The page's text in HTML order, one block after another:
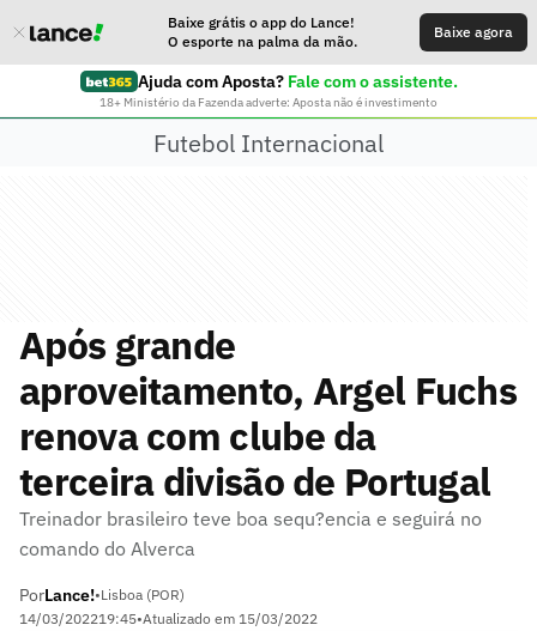
Baixe grátis o app do Lance!
O esporte na palma da mão.
Baixe agora
Ajuda com Aposta? Fale com o assistente.
18+ Ministério da Fazenda adverte: Aposta não é investimento
Futebol Internacional
Após grande
aproveitamento, Argel Fuchs
renova com clube da
terceira divisão de Portugal
Treinador brasileiro teve boa sequ?encia e seguirá no
comando do Alverca
PorLance!•Lisboa (POR)
14/03/202219:45•Atualizado em 15/03/2022